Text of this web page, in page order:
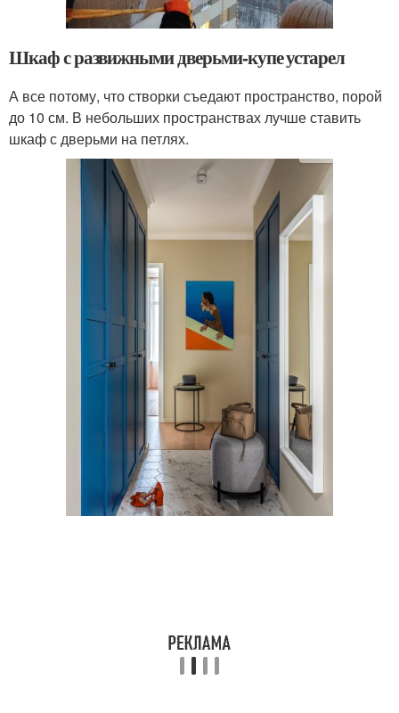
Шкаф с развижными дверьми-купе устарел
А все потому, что створки съедают пространство, порой
до 10 см. В небольших пространствах лучше ставить
шкаф с дверьми на петлях.